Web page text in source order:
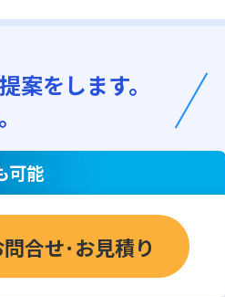
案をします。
可能
合せ･お見積り